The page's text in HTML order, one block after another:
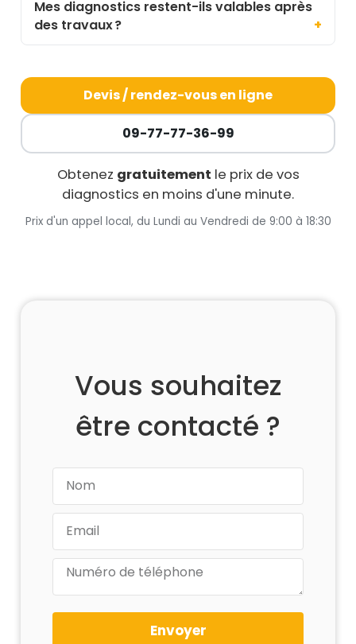
Mes diagnostics restent-ils valables après
des travaux ?
Devis / rendez-vous en ligne
09-77-77-36-99
Obtenez gratuitement le prix de vos
diagnostics en moins d'une minute.
Prix d'un appel local, du Lundi au Vendredi de 9:00 à 18:30
Vous souhaitez
être contacté ?
Envoyer